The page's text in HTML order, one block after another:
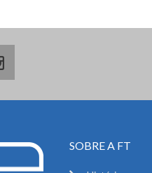
SOBRE A FT